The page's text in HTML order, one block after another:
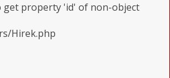
get property 'id' of non-object
Hirek.php